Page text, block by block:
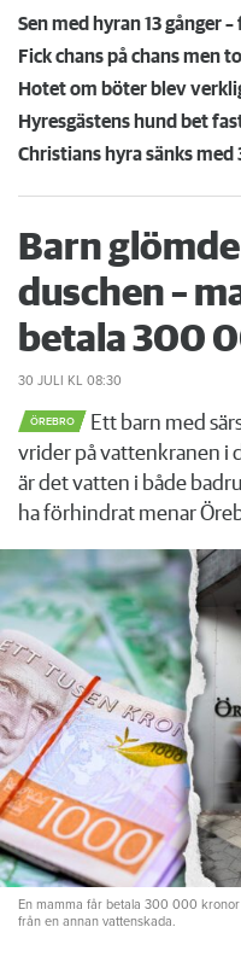
Barn
duschen –
betala 300
30 JULI KL 08:30
ÖREBRO
Ett barn med
vrider på vattenkranen i
är det vatten i både
ha förhindrat menar
En mamma får betala 300 000
från en annan vattenskada.